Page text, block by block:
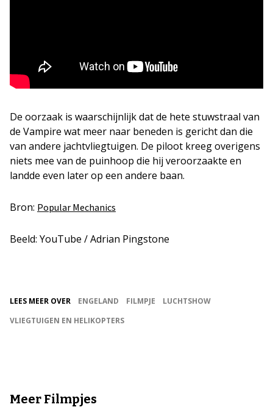
De oorzaak is waarschijnlijk dat de hete stuwstraal van
de Vampire wat meer naar beneden is gericht dan die
van andere jachtvliegtuigen. De piloot kreeg overigens
niets mee van de puinhoop die hij veroorzaakte en
landde even later op een andere baan.
Bron: Popular Mechanics
Beeld: YouTube / Adrian Pingstone
LEES MEER OVER ENGELAND FILMPJE
LUCHTSHOW
VLIEGTUIGEN EN HELIKOPTERS
Meer Filmpjes